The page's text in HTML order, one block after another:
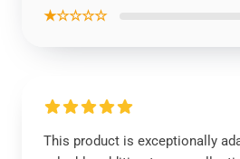
★☆☆☆☆
This product is exceptionally